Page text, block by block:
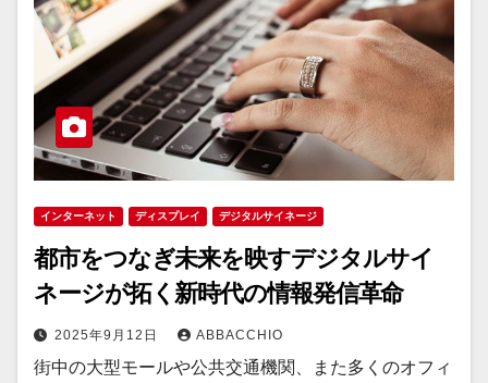
インターネット ディスプレイ デジタルサイネージ
都市をつなぎ未来を映すデジタルサイ
ネージが拓く新時代の情報発信革命
2025年9月12日 ABBACCHIO
街中の大型モールや公共交通機関、また多くのオフィ